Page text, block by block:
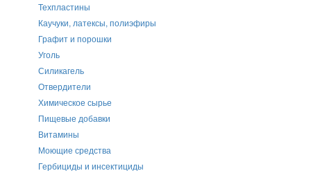
Техпластины
Каучуки, латексы, полиэфиры
Графит и порошки
Уголь
Силикагель
Отвердители
Химическое сырье
Пищевые добавки
Витамины
Моющие средства
Гербициды и инсектициды